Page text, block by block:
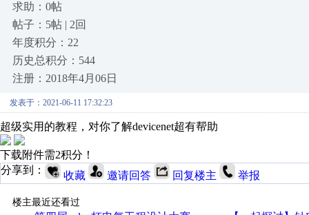
求助：0帖
帖子：5帖 | 2回
年度积分：22
历史总积分：544
注册：2018年4月06日
发表于：2021-06-11 17:32:23
超级实用的教程，对你了解devicenet超有帮助
下载附件需2积分！
分享到：
收藏 邀请回答 回复楼主 举报
楼主最近还看过